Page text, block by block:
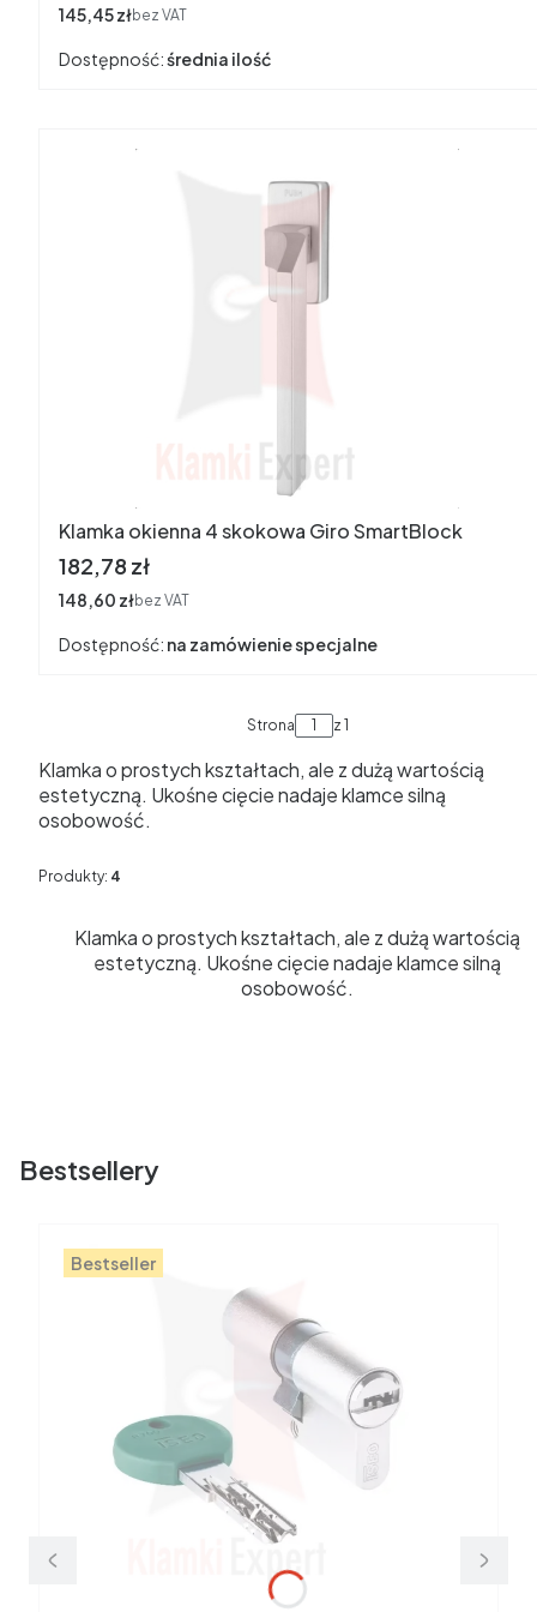
Cena
145,45 złbez VAT
Dostępność:średnia ilość
Klamka okienna 4 skokowa Giro SmartBlock
Cena
182,78 zł
Cena
148,60 złbez VAT
Dostępność: na zamówienie specjalne
Strona z 1
Klamka o prostych kształtach, ale z dużą wartością
estetyczną. Ukośne cięcie nadaje klamce silną
osobowość.
Produkty: 4
Klamka o prostych kształtach, ale z dużą wartością
estetyczną. Ukośne cięcie nadaje klamce silną
osobowość.
Bestsellery
Bestseller